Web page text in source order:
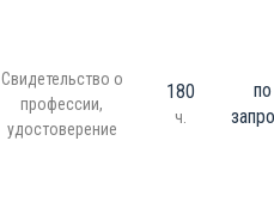
Свидетельство о
профессии,
удостоверение
180
ч.
по